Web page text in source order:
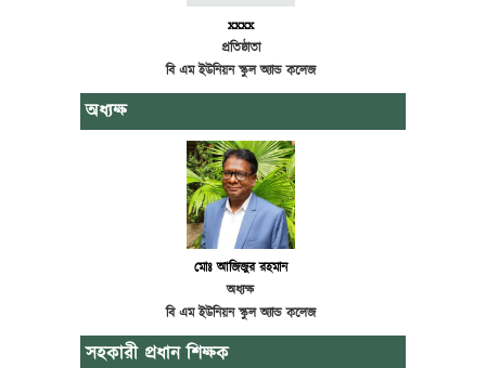
xxxx
প্রতিষ্ঠাতা
বি এম ইউনিয়ন স্কুল অ্যান্ড কলেজ
অধ্যক্ষ
মোঃ আজিজুর রহমান
অধ্যক্ষ
বি এম ইউনিয়ন স্কুল অ্যান্ড কলেজ
সহকারী প্রধান শিক্ষক